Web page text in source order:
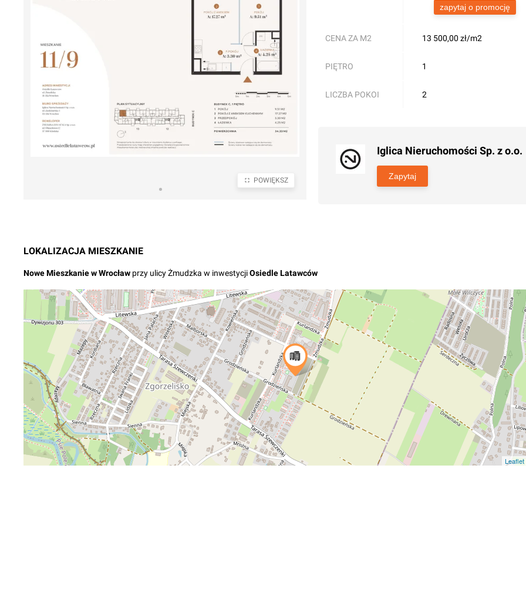
POWIĘKSZ
zapytaj o promocję
CENA ZA M2 13 500,00 zł/m2
PIĘTRO 1
LICZBA POKOI 2
Iglica Nieruchomości Sp. z o.o.
Zapytaj
LOKALIZACJA MIESZKANIE
NoweMieszkaniewWrocław przy ulicy Żmudzka w inwestycjiOsiedle Latawców
Leaflet